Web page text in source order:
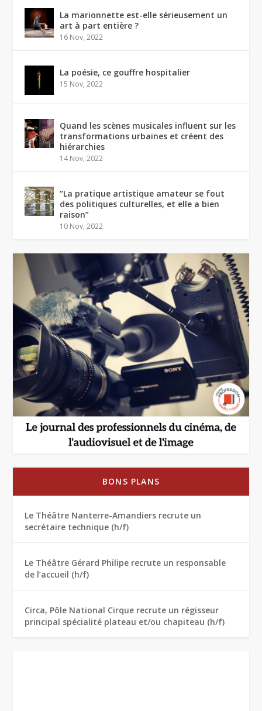
La marionnette est-elle sérieusement un
art à part entière ?
16 Nov, 2022
La poésie, ce gouffre hospitalier
15 Nov, 2022
Quand les scènes musicales influent sur les
transformations urbaines et créent des
hiérarchies
14 Nov, 2022
“La pratique artistique amateur se fout
des politiques culturelles, et elle a bien
raison”
10 Nov, 2022
BONS PLANS
Le Théâtre Nanterre-Amandiers recrute un
secrétaire technique (h/f)
Le Théâtre Gérard Philipe recrute un responsable
de l’accueil (h/f)
Circa, Pôle National Cirque recrute un régisseur
principal spécialité plateau et/ou chapiteau (h/f)